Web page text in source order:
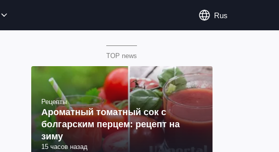
Rus
TOP news
Рецепты
Ароматный томатный сок с
болгарским перцем: рецепт на
зиму
15 часов назад